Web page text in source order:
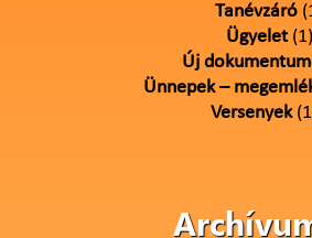
Tanévzáró
Ügyelet(1)
Új
Ünnepek –
Versenyek